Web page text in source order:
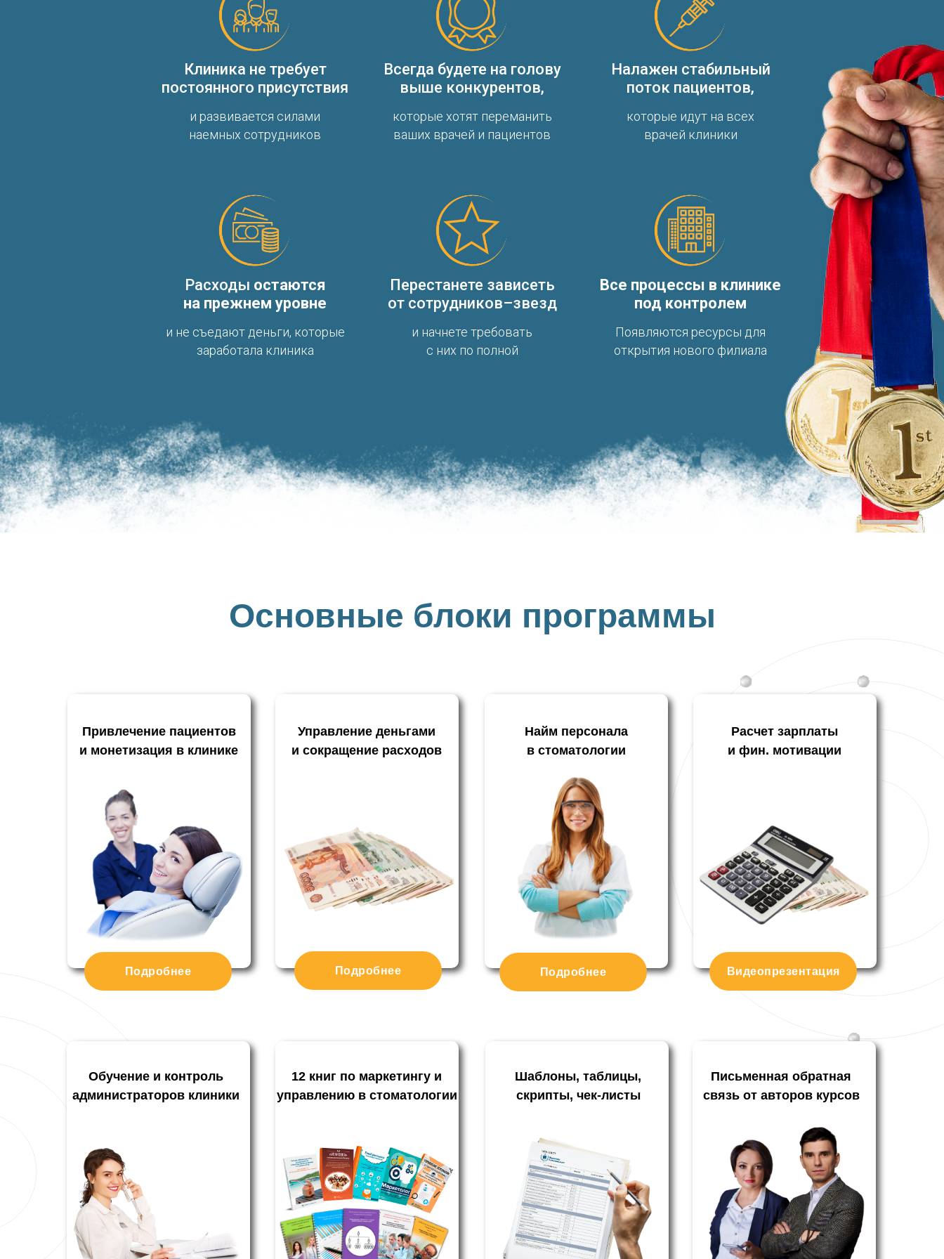
и развивается силами
наемных сотрудников
Клиника не требует
постоянного присутствия
Налажен стабильный
поток пациентов,
которые идут на всех
врачей клиники
Расходы остаются
на прежнем уровне
и не съедают деньги, которые
заработала клиника
Все процессы в клинике
под контролем
Появляются ресурсы для
открытия нового филиала
которые хотят переманить
ваших врачей и пациентов
Всегда будете на голову
выше конкурентов,
Перестанете зависеть
от сотрудников–звезд
и начнете требовать
с них по полной
Основные блоки программы
Привлечение пациентов
и монетизация в клинике
Найм персонала
в стоматологии
Обучение и контроль
администраторов клиники
Шаблоны, таблицы,
скрипты, чек-листы
Управление деньгами
и сокращение расходов
Расчет зарплаты
и фин. мотивации
12 книг по маркетингу и
управлению в стоматологии
Письменная обратная
связь от авторов курсов
Подробнее Подробнее Подробнее Видеопрезентация